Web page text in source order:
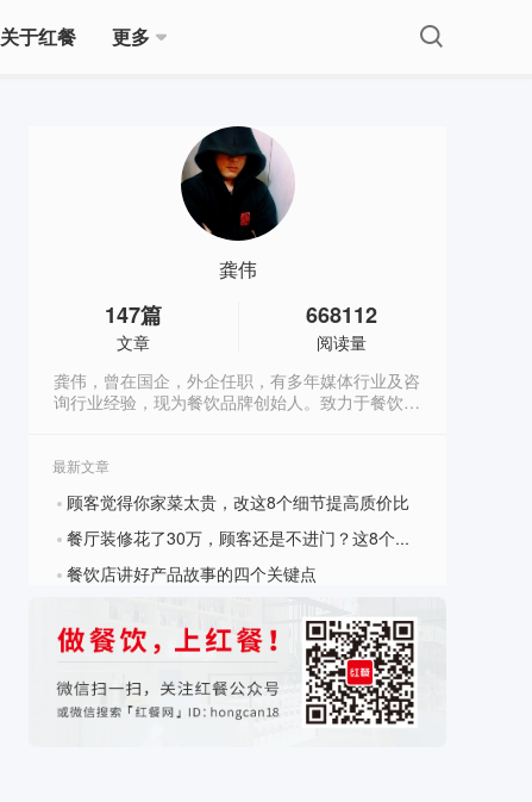
关于红餐 更多
龚伟
147篇
文章
668112
阅读量
龚伟，曾在国企，外企任职，有多年媒体行业及咨
询行业经验，现为餐饮品牌创始人。致力于餐饮品
814495550）
最新文章
? 顾客觉得你家菜太贵，改这8个细节提高质价比
? 餐厅装修花了30万，顾客还是不进门？这8个细节才是关键
? 餐饮店讲好产品故事的四个关键点